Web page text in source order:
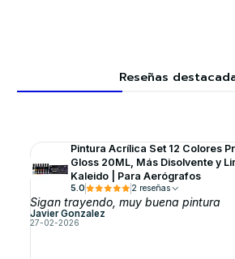
Reseñas
Pintura Acrílica Set 12 Colores
Gloss 20ML, Más Disolvente y
Kaleido | Para Aerógrafos
5.0 2 reseñas
Sigan trayendo, muy buena pintura
Javier Gonzalez
27-02-2026